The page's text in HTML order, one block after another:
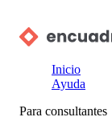
Inicio
Ayuda
Para consultantes